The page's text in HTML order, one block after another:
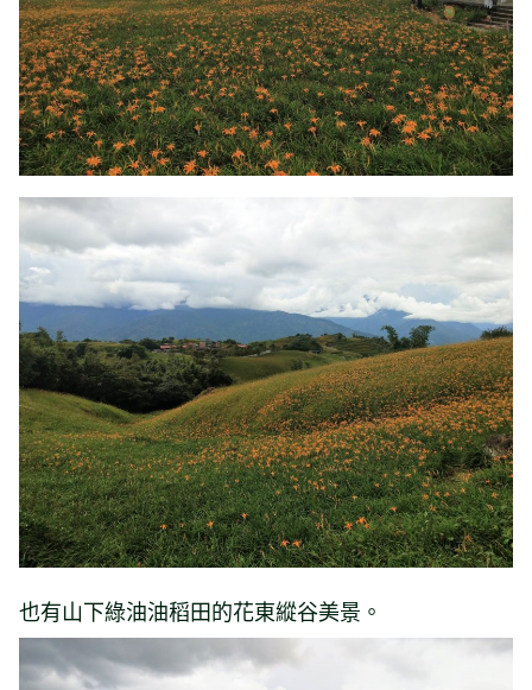
也有山下綠油油稻田的花東縱谷美景。